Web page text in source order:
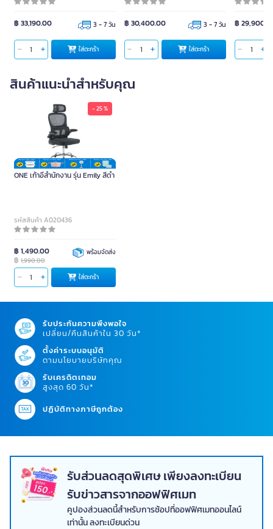
฿ 33,190.00 3 - 7 วัน
ใส่ตะกร้า
฿ 30,400.00 3 - 7 วัน
ใส่ตะกร้า
฿
สินค้าแนะนำสำหรับคุณ
- 25 %
ONE เก้าอี้สำนักงาน รุ่น Emily สีดำ
รหัสสินค้า A020436
฿ 1,490.00
฿ 1,990.00
พร้อมจัดส่ง
ใส่ตะกร้า
รับประกันความพึงพอใจ
เปลี่ยน/คืนสินค้าใน 30 วัน*
ตั้งค่าระบบอนุมัติ
ตามนโยบายบริษัทคุณ
รับเครดิตเทอม
สูงสุด 60 วัน*
ปฏิบัติทางภาษีถูกต้อง
รับส่วนลดสุดพิเศษ เพียงลงทะเบียน
รับข่าวสารจากออฟฟิศเมท
คูปองส่วนลดนี้สำหรับการช้อปที่ออฟฟิศเมทออนไลน์
เท่านั้น ลงทะเบียนด่วน